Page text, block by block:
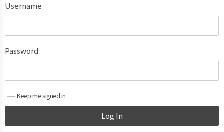
Username
Password
Keep me signed in
Log In